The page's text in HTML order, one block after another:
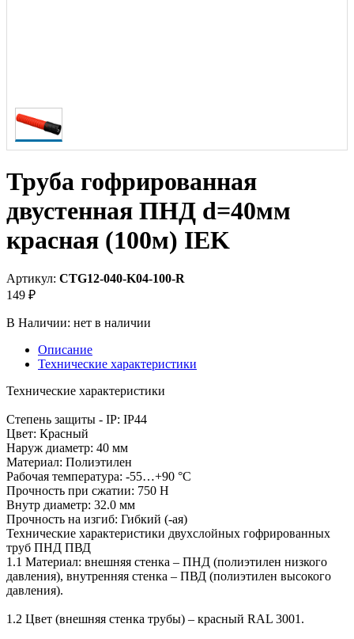
Труба гофрированная
двустенная ПНД d=40мм
красная (100м) IEK
Артикул: CTG12-040-K04-100-R
149 ₽
В Наличии: нет в наличии
Описание
Технические характеристики
Технические характеристики
Степень защиты - IP: IP44
Цвет: Красный
Наруж диаметр: 40 мм
Материал: Полиэтилен
Рабочая температура: -55…+90 °C
Прочность при сжатии: 750 Н
Внутр диаметр: 32.0 мм
Прочность на изгиб: Гибкий (-ая)
Технические характеристики двухслойных гофрированных
труб ПНД ПВД
1.1 Материал: внешняя стенка – ПНД (полиэтилен низкого
давления), внутренняя стенка – ПВД (полиэтилен высокого
давления).
1.2 Цвет (внешняя стенка трубы) – красный RAL 3001.